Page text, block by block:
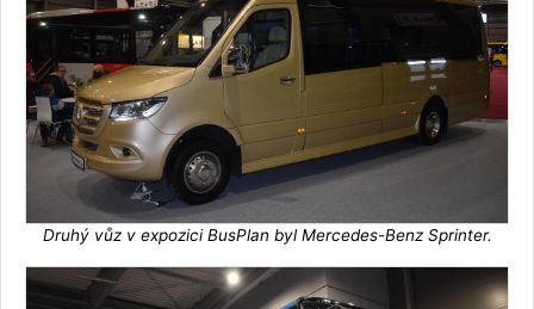
Druhý vůz v expozici BusPlan byl Mercedes-Benz Sprinter.